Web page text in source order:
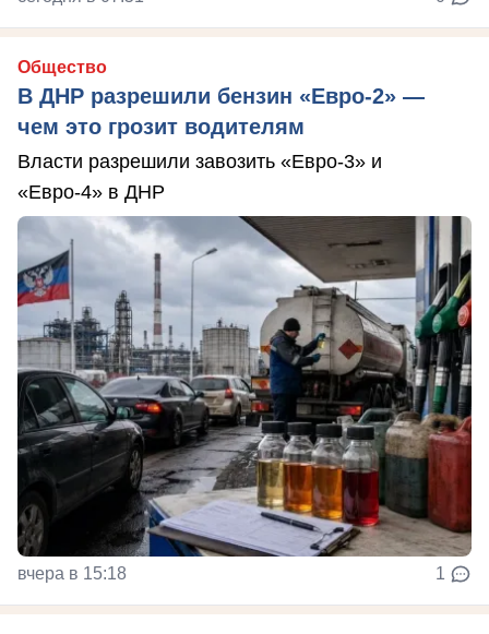
Общество
В ДНР разрешили бензин «Евро-2» —
чем это грозит водителям
Власти разрешили завозить «Евро-3» и
«Евро-4» в ДНР
вчера в 15:18 1